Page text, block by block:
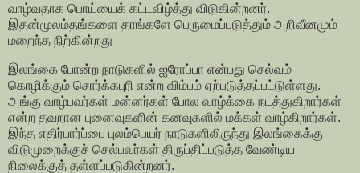
வாழ்வதாக பொய்யைக் கட்டவிழ்த்து விடுகின்றனர்.
இதன்மூலம்தங்களை தாங்களே பெருமைப்படுத்தும் அறிவீனமும்
மறைந்த நிற்கின்றது
இலங்கை போன்ற நாடுகளில் ஐரோப்பா என்பது செல்வம்
கொழிக்கும் சொர்க்கபுரி என்ற விம்பம் ஏற்படுத்தப்பட்டுள்ளது.
அங்கு வாழ்பவர்கள் மன்னர்கள் போல வாழ்க்கை நடத்துகிறார்கள்
என்ற தவறான புனைவுகளின் கனவுகளில் மக்கள் வாழ்கிறார்கள்.
இந்த எதிர்பார்ப்பை புலம்பெயர் நாடுகளிலிருந்து இலங்கைக்கு
விடுமுறைக்குச் செல்பவர்கள் திருப்திப்படுத்த வேண்டிய
நிலைக்குத் தள்ளப்படுகின்றனர்.